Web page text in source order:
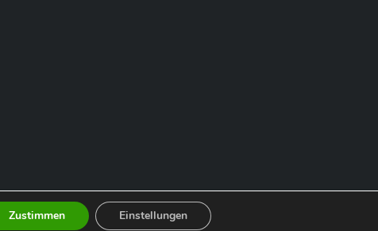
Zustimmen Einstellungen